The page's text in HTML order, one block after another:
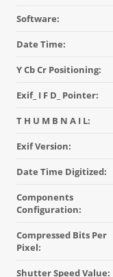
Software:
Date Time:
Y Cb Cr Positioning:
Exif_ I F D_ Pointer:
T H U M B N A I L:
Exif Version:
Date Time Digitized:
Components
Configuration:
Compressed Bits Per
Pixel:
Shutter Speed Value: